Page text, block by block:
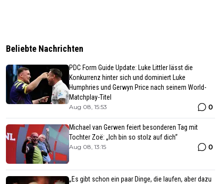
Beliebte Nachrichten
PDC Form Guide Update: Luke Littler lässt die
Konkurrenz hinter sich und dominiert Luke
Humphries und Gerwyn Price nach seinem World-
Matchplay-Titel
Aug 08, 15:53 0
Michael van Gerwen feiert besonderen Tag mit
Tochter Zoë: „Ich bin so stolz auf dich“
Aug 08, 13:15 0
„Es gibt schon ein paar Dinge, die laufen, aber dazu